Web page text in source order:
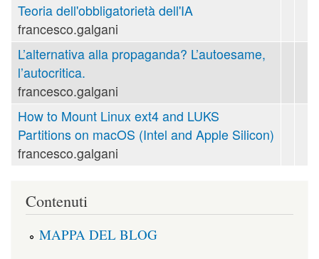
Teoria dell'obbligatorietà dell'IA
francesco.galgani
L’alternativa alla propaganda? L’autoesame,
l’autocritica.
francesco.galgani
How to Mount Linux ext4 and LUKS
Partitions on macOS (Intel and Apple Silicon)
francesco.galgani
Contenuti
MAPPA DEL BLOG